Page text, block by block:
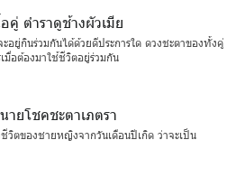
คู่ ตำราดูช้างผัวเมีย
ะอยู่กินร่วมกันได้ด้วยดีประการใด ดวงชะตาของทั้งคู่
เมื่อต้องมาใช้ชีวิตอยู่ร่วมกัน
ายโชคชะตาเภตรา
วิตของชายหญิงจากวันเดือนปีเกิด ว่าจะเป็น